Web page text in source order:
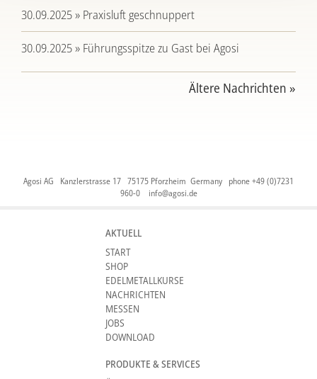
30.09.2025 » Praxisluft geschnuppert
30.09.2025 » Führungsspitze zu Gast bei Agosi
Ältere Nachrichten »
Agosi AG Kanzlerstrasse 17 75175 Pforzheim Germany phone +49 (0)7231
960-0 info@agosi.de
AKTUELL
START
SHOP
EDELMETALLKURSE
NACHRICHTEN
MESSEN
JOBS
DOWNLOAD
PRODUKTE & SERVICES